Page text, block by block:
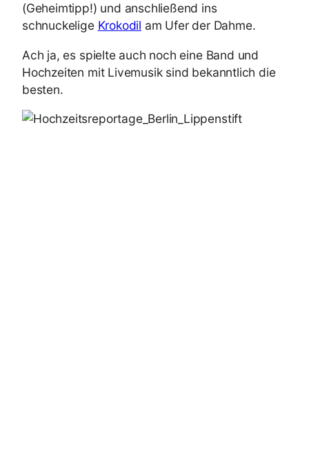
(Geheimtipp!) und anschließend ins
schnuckelige Krokodil am Ufer der Dahme.
Ach ja, es spielte auch noch eine Band und
Hochzeiten mit Livemusik sind bekanntlich die
besten.